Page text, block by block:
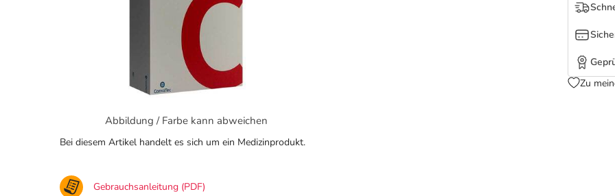
Abbildung / Farbe kann abweichen
Zu
Bei diesem Artikel handelt es sich um ein Medizinprodukt.
Gebrauchsanleitung (PDF)